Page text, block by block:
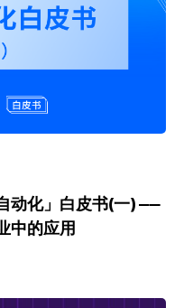
动化」白皮书(一) ——
中的应用